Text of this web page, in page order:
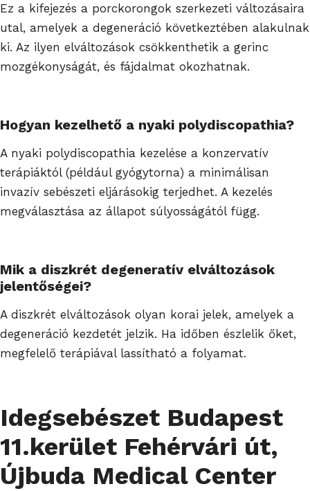
Ez a kifejezés a porckorongok szerkezeti változásaira
utal, amelyek a degeneráció következtében alakulnak
ki. Az ilyen elváltozások csökkenthetik a gerinc
mozgékonyságát, és fájdalmat okozhatnak.
Hogyan kezelhető a nyaki polydiscopathia?
A nyaki polydiscopathia kezelése a konzervatív
terápiáktól (például gyógytorna) a minimálisan
invazív sebészeti eljárásokig terjedhet. A kezelés
megválasztása az állapot súlyosságától függ.
Mik a diszkrét degeneratív elváltozások
jelentőségei?
A diszkrét elváltozások olyan korai jelek, amelyek a
degeneráció kezdetét jelzik. Ha időben észlelik őket,
megfelelő terápiával lassítható a folyamat.
Idegsebészet Budapest
11.kerület Fehérvári út,
Újbuda Medical Center